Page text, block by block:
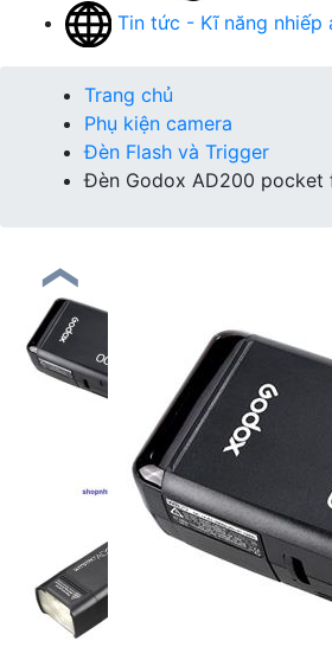
Tin tức - Kĩ năng nhiếp
Trang chủ
Phụ kiện camera
Đèn Flash và Trigger
Đèn Godox AD200 pocket
❮